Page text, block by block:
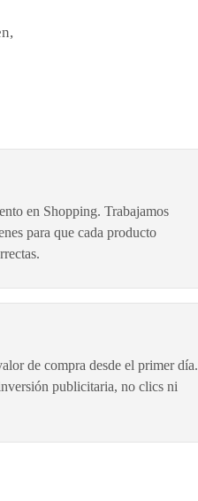
en Shopping. Trabajamos
para que cada producto
de compra desde el primer día.
publicitaria, no clics ni